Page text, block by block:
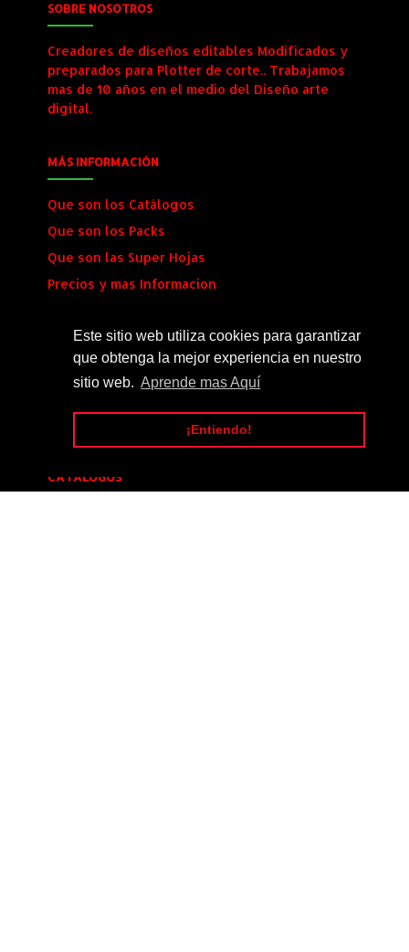
Este sitio web utiliza cookies para garantizar
que obtenga la mejor experiencia en nuestro
sitio web. Aprende mas Aquí
¡Entiendo!
SOBRE NOSOTROS
Creadores de diseños editables Modificados y
preparados para Plotter de corte.. Trabajamos
mas de 10 años en el medio del Diseño arte
digital.
MÁS INFORMACIÓN
Que son los Catálogos
Que son los Packs
Que son las Super Hojas
Precios y mas Informacion
SÍGUENOS
CATALOGOS